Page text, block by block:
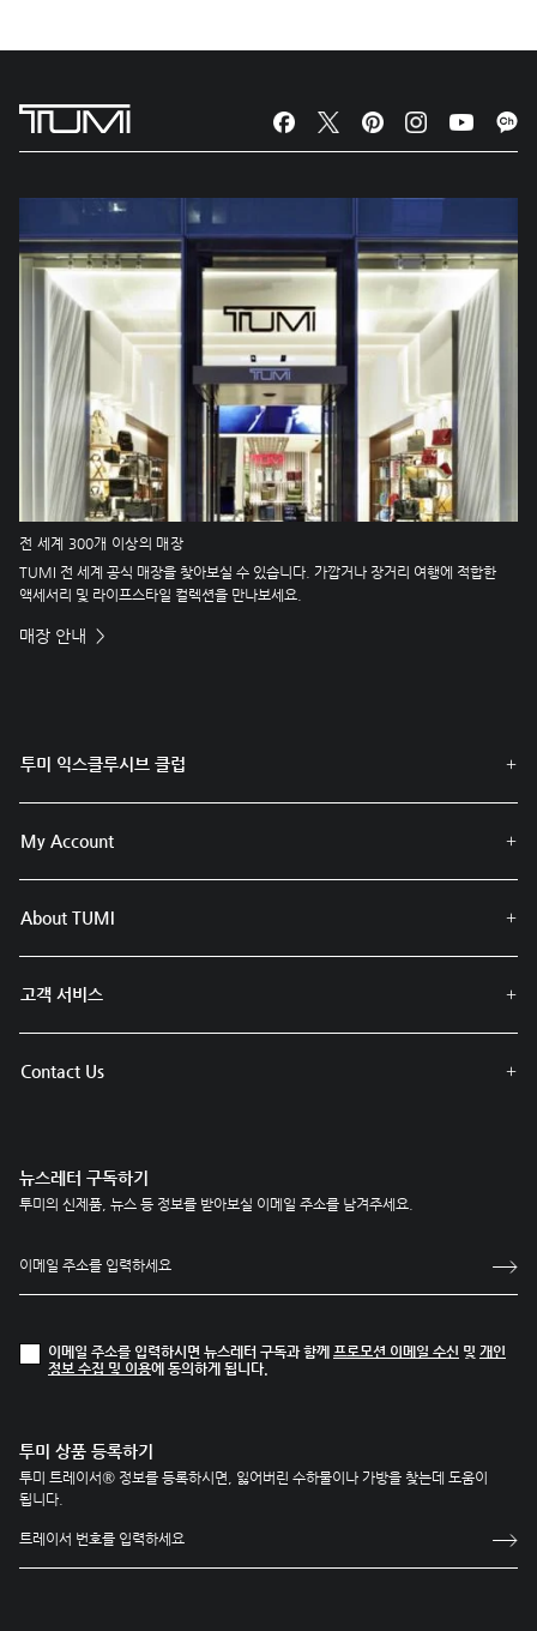
전 세계 300개 이상의 매장
TUMI 전 세계 공식 매장을 찾아보실 수 있습니다. 가깝거나 장거리 여행에 적합한
액세서리 및 라이프스타일 컬렉션을 만나보세요.
매장 안내
투미 익스클루시브 클럽
My Account
About TUMI
고객 서비스
Contact Us
뉴스레터 구독하기
투미의 신제품, 뉴스 등 정보를 받아보실 이메일 주소를 남겨주세요.
이메일 주소를 입력하시면 뉴스레터 구독과 함께 프로모션 이메일 수신 및 개인
정보 수집 및 이용에 동의하게 됩니다.
투미 상품 등록하기
투미 트레이서® 정보를 등록하시면, 잃어버린 수하물이나 가방을 찾는데 도움이
됩니다.